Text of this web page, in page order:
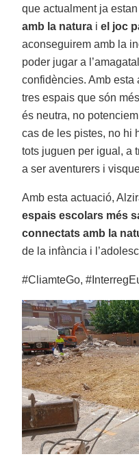
que actualment ja
amb la natura i el joc
aconseguirem amb la
poder jugar a
confidències. Amb
tres espais que són
és neutra, no
cas de les pistes, no hi
tots juguen per igual, a
a ser aventurers i
Amb esta actuació,
espais escolars més
connectats amb la
de la infància i
#CliamteGo,